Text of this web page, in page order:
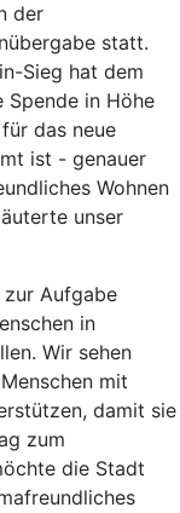
der
statt.
Sieg hat dem
Spende in Höhe
das neue
ist - genauer
Wohnen
unser
Aufgabe
in
Wir sehen
mit
damit sie
zum
die Stadt